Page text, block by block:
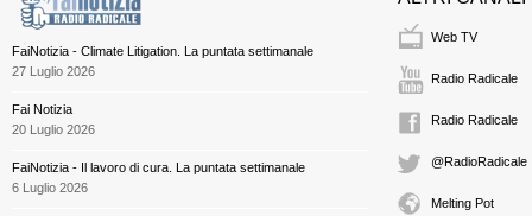
FaiNotizia - Climate Litigation. La puntata settimanale
27 Luglio 2026
Fai Notizia
20 Luglio 2026
FaiNotizia - Il lavoro di cura. La puntata settimanale
6 Luglio 2026
Web TV
Radio Radicale
Radio Radicale
@RadioRadicale
Melting Pot